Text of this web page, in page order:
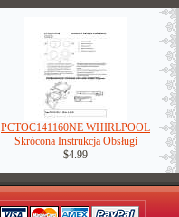
PCTOC141160NE WHIRLPOOL
Skrócona Instrukcja Obsługi
$4.99